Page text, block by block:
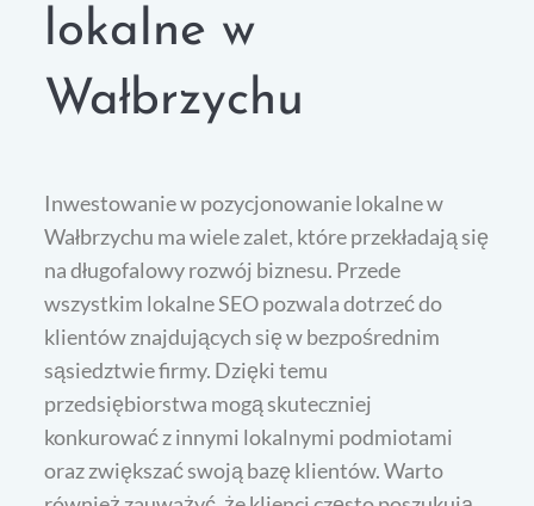
lokalne w
Wałbrzychu
Inwestowanie w pozycjonowanie lokalne w
Wałbrzychu ma wiele zalet, które przekładają się
na długofalowy rozwój biznesu. Przede
wszystkim lokalne SEO pozwala dotrzeć do
klientów znajdujących się w bezpośrednim
sąsiedztwie firmy. Dzięki temu
przedsiębiorstwa mogą skuteczniej
konkurować z innymi lokalnymi podmiotami
oraz zwiększać swoją bazę klientów. Warto